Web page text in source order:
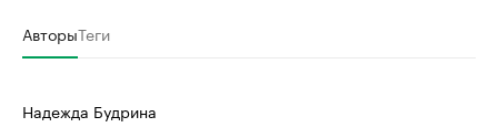
АвторыТеги
Надежда Будрина